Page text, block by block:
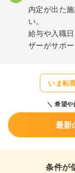
内定が出た
い。
給与や入職
ザーがサポー
いま転
希望や
最新
条件が